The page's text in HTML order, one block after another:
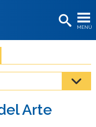
MENÚ
os Arte